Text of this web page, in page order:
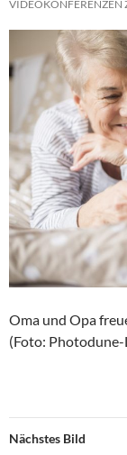
VIDEOKONFERENZEN
Oma und Opa
(Foto: Photodune-
Nächstes Bild